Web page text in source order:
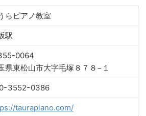
らピアノ教室
駅
0064
県東松山市大字毛塚８７８−１
ｰ3552ｰ0386
taurapiano.com/